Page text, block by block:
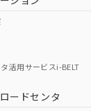
活用サービスi-BELT
ードセンタ